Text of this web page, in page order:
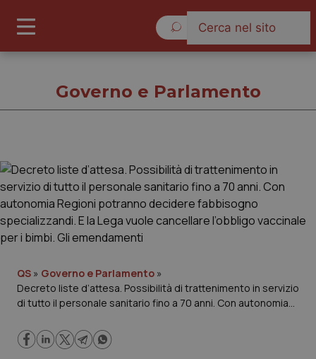
Cronache
Governo e Parlamento
Regioni e Asl
Lavoro e Professioni
Scienza e Farmaci
Governo e Parlamento
QS » Governo e Parlamento »
Decreto liste d’attesa. Possibilità di trattenimento in servizio
di tutto il personale sanitario fino a 70 anni. Con autonomia
Lega vuole cancellare l’obbligo vaccinale per i bimbi. Gli
emendamenti